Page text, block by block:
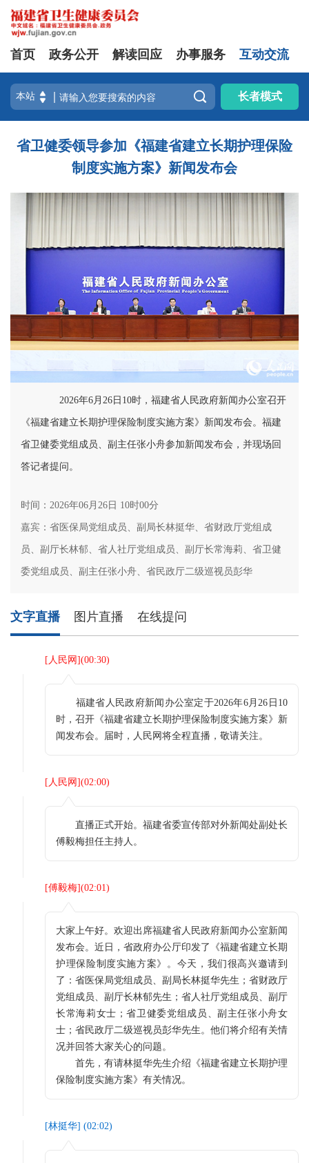
首页 政务公开 解读回应 办事服务 互动交流
 长者模式
省卫健委领导参加《福建省建立长期护理保险
制度实施方案》新闻发布会
2026年6月26日10时，福建省人民政府新闻办公室召开
《福建省建立长期护理保险制度实施方案》新闻发布会。福建
省卫健委党组成员、副主任张小舟参加新闻发布会，并现场回
答记者提问。
时间：2026年06月26日 10时00分
嘉宾：省医保局党组成员、副局长林挺华、省财政厅党组成
员、副厅长林郁、省人社厅党组成员、副厅长常海莉、省卫健
委党组成员、副主任张小舟、省民政厅二级巡视员彭华
文字直播 图片直播 在线提问
[ 人民网 ](00:30)
福建省人民政府新闻办公室定于2026年6月26日10
时，召开《福建省建立长期护理保险制度实施方案》新
闻发布会。届时，人民网将全程直播，敬请关注。
[ 人民网 ](02:00)
直播正式开始。福建省委宣传部对外新闻处副处长
傅毅梅担任主持人。
[傅毅梅](02:01)
大家上午好。欢迎出席福建省人民政府新闻办公室新闻
发布会。近日，省政府办公厅印发了《福建省建立长期
护理保险制度实施方案》。今天，我们很高兴邀请到
了：省医保局党组成员、副局长林挺华先生；省财政厅
党组成员、副厅长林郁先生；省人社厅党组成员、副厅
长常海莉女士；省卫健委党组成员、副主任张小舟女
士；省民政厅二级巡视员彭华先生。他们将介绍有关情
况并回答大家关心的问题。
首先，有请林挺华先生介绍《福建省建立长期护理
保险制度实施方案》有关情况。
[林挺华] (02:02)